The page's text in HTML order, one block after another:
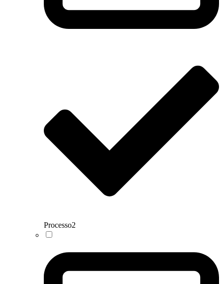
Processo2